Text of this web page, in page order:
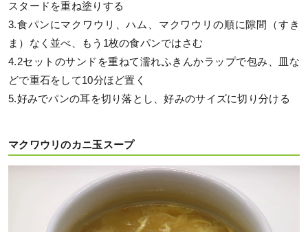
スタードを重ね塗りする
3.食パンにマクワウリ、ハム、マクワウリの順に隙間（すき
ま）なく並べ、もう1枚の食パンではさむ
4.2セットのサンドを重ねて濡れふきんかラップで包み、皿な
どで重石をして10分ほど置く
5.好みでパンの耳を切り落とし、好みのサイズに切り分ける
マクワウリのカニ玉スープ